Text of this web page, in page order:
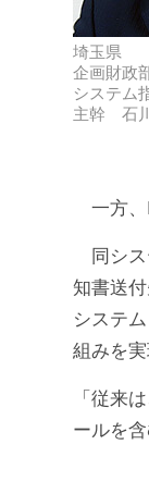
埼玉県
企画財政
システム
主幹 石
一方、
同シス
知書送
システ
組みを実
「従来
ールを